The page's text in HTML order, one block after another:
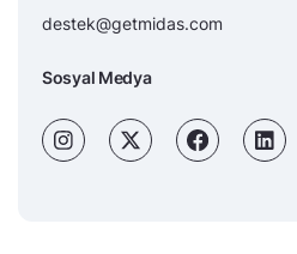
destek@getmidas.com
Sosyal Medya